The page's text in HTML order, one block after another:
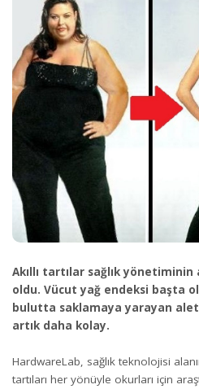
Akıllı tartılar sağlık yönetiminin
oldu. Vücut yağ endeksi başta
bulutta saklamaya yarayan
artık daha kolay.
HardwareLab, sağlık teknolojisi
tartıları her yönüyle okurları için